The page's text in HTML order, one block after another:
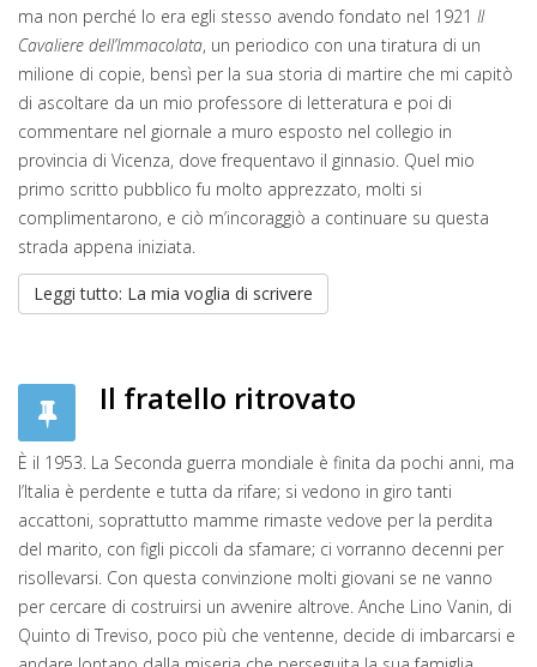
ma non perché lo era egli stesso avendo fondato nel 1921 Il
Cavaliere dell’Immacolata, un periodico con una tiratura di un
milione di copie, bensì per la sua storia di martire che mi capitò
di ascoltare da un mio professore di letteratura e poi di
commentare nel giornale a muro esposto nel collegio in
provincia di Vicenza, dove frequentavo il ginnasio. Quel mio
primo scritto pubblico fu molto apprezzato, molti si
complimentarono, e ciò m’incoraggiò a continuare su questa
strada appena iniziata.
Leggi tutto: La mia voglia di scrivere
Il fratello ritrovato
È il 1953. La Seconda guerra mondiale è finita da pochi anni, ma
l’Italia è perdente e tutta da rifare; si vedono in giro tanti
accattoni, soprattutto mamme rimaste vedove per la perdita
del marito, con figli piccoli da sfamare; ci vorranno decenni per
risollevarsi. Con questa convinzione molti giovani se ne vanno
per cercare di costruirsi un avvenire altrove. Anche Lino Vanin, di
Quinto di Treviso, poco più che ventenne, decide di imbarcarsi e